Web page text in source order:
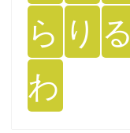
ら り る
わ